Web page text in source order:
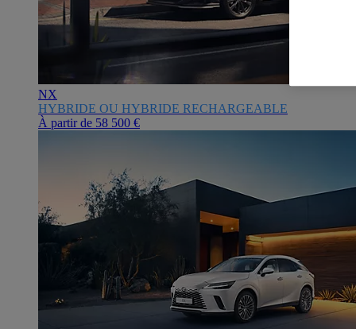
NX
HYBRIDE OU HYBRIDE RECHARGEABLE
À partir de 58 500 €